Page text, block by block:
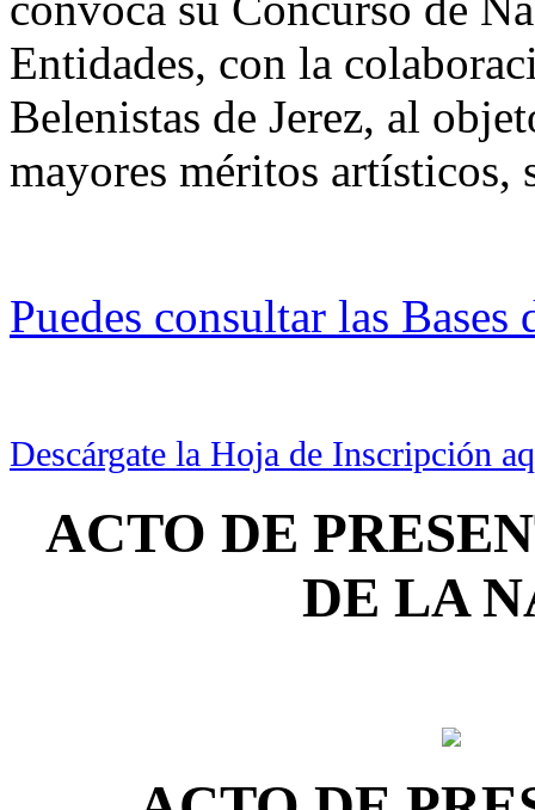
Entidades, con la
Belenistas de Jerez, al
mayores méritos artísticos,
Puedes consultar las
Descárgate la Hoja de Inscripción
ACTO DE
DE LA